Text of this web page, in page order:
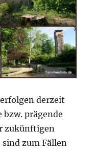
derzeit
prägende
zukünftigen
zum Fällen